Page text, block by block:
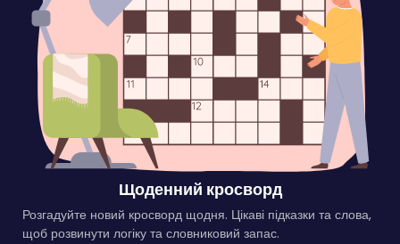
Щоденний кросворд
Розгадуйте новий кросворд щодня. Цікаві підказки та слова,
щоб розвинути логіку та словниковий запас.